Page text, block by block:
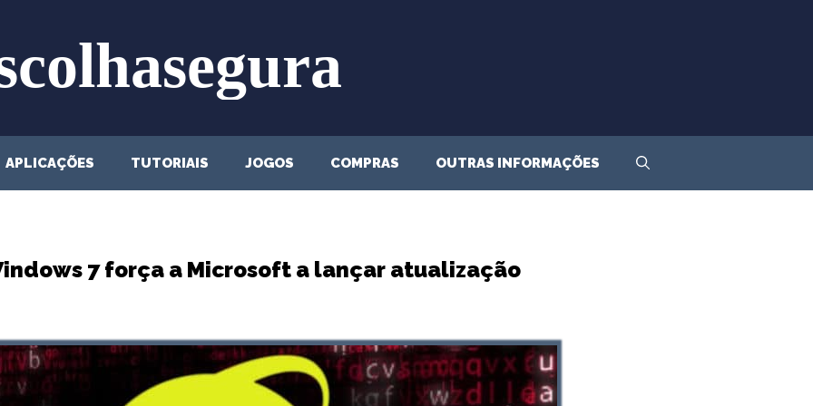
APLICAÇÕES TUTORIAIS JOGOS COMPRAS OUTRAS INFORMAÇÕES
7 força a Microsoft a lançar atualização